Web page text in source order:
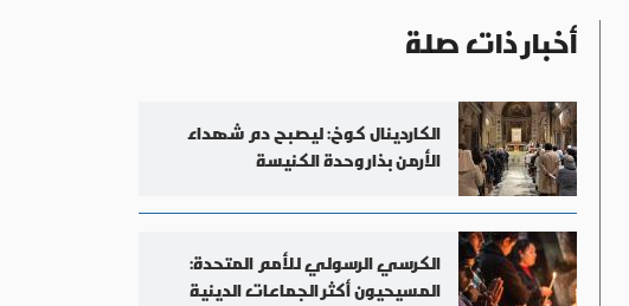
أخبار ذات صلة
الكاردينال كوخ: ليصبح دم شهداء
الأرمن بذار وحدة الكنيسة
الكرسي الرسولي للأمم المتحدة:
المسيحيون أكثر الجماعات الدينية